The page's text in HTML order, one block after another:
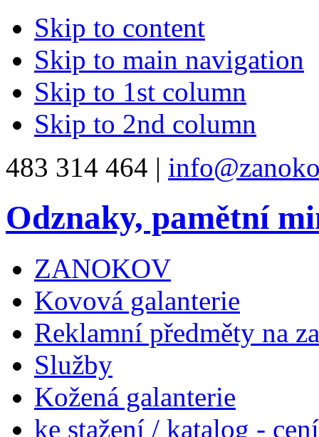
Skip to content
Skip to main navigation
Skip to 1st column
Skip to 2nd column
483 314 464 |
Odznaky, pamětní
ZANOKOV
Kovová galanterie
Reklamní předměty na
Služby
Kožená galanterie
ke stažení / katalog -